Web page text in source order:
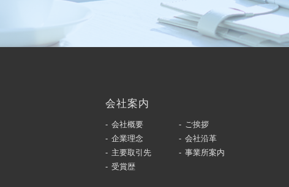
会社案内
会社概要
ご挨拶
企業理念
会社沿革
主要取引先
事業所案内
受賞歴